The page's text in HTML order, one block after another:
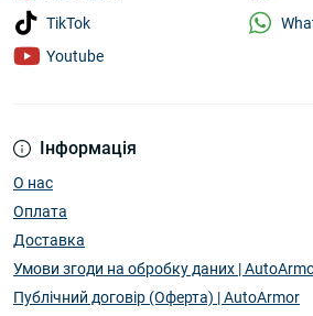
Інформація
О нас
Оплата
Доставка
Умови згоди на обробку даних |
Публічний договір (Оферта) | AutoArmor
TikTok
Youtube